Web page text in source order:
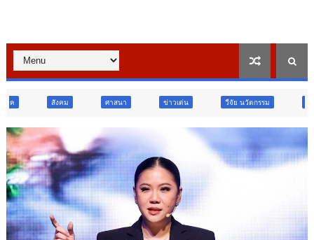
ข่าวเด่น วืจัย นวัตกรรม สังคม